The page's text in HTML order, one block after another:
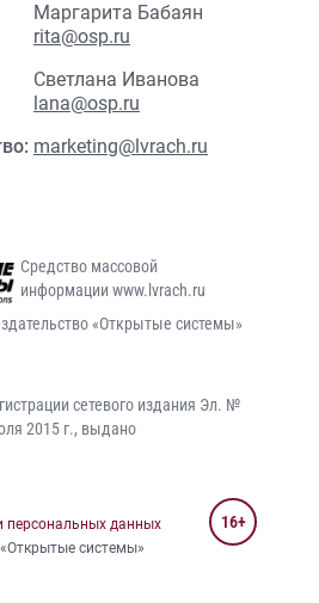
Маргарита Бабаян
rita@osp.ru
Светлана Иванова
lana@osp.ru
marketing@lvrach.ru
Средство массовой
информации www.lvrach.ru
«Открытые системы»
сетевого издания Эл. №
2015 г., выдано
персональных данных
системы»
16+